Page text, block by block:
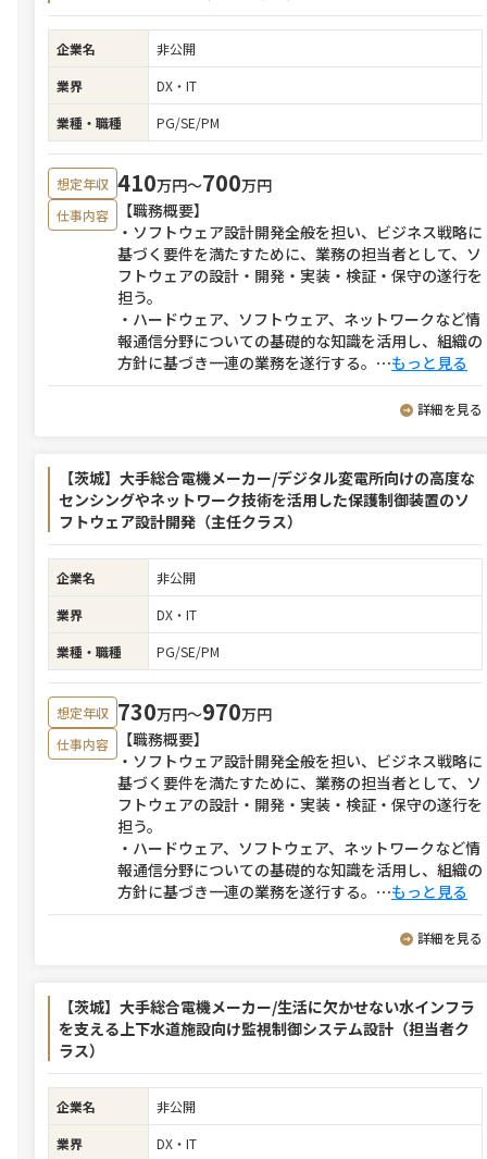
企業名
非公開
業界
DX・IT
業種・職種
PG/SE/PM
想定年収 410万円〜700万円
仕事内容
【職務概要】
・ソフトウェア設計開発全般を担い、ビジネス戦略に
基づく要件を満たすために、業務の担当者として、ソ
フトウェアの設計・開発・実装・検証・保守の遂行を
担う。
・ハードウェア、ソフトウェア、ネットワークなど情
報通信分野についての基礎的な知識を活用し、組織の
方針に基づき一連の業務を遂行する。 ⋯もっと見る
詳細を見る
【茨城】大手総合電機メーカー/デジタル変電所向けの高度な
センシングやネットワーク技術を活用した保護制御装置のソ
フトウェア設計開発（主任クラス）
企業名
非公開
業界
DX・IT
業種・職種
PG/SE/PM
想定年収 730万円〜970万円
仕事内容
【職務概要】
・ソフトウェア設計開発全般を担い、ビジネス戦略に
基づく要件を満たすために、業務の担当者として、ソ
フトウェアの設計・開発・実装・検証・保守の遂行を
担う。
・ハードウェア、ソフトウェア、ネットワークなど情
報通信分野についての基礎的な知識を活用し、組織の
方針に基づき一連の業務を遂行する。 ⋯もっと見る
詳細を見る
【茨城】大手総合電機メーカー/生活に欠かせない水インフラ
を支える上下水道施設向け監視制御システム設計（担当者ク
ラス）
企業名
非公開
業界
DX・IT